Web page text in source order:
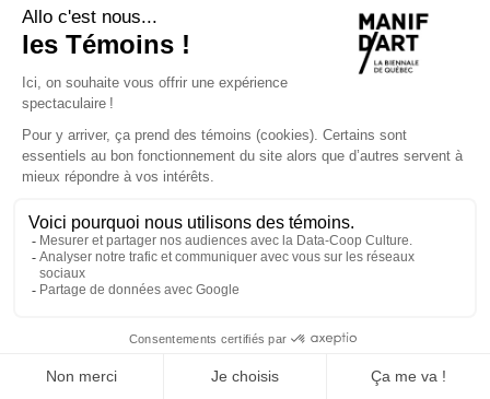
BIBLIOTHÈQUE CHRYSTINE-BROUILLET